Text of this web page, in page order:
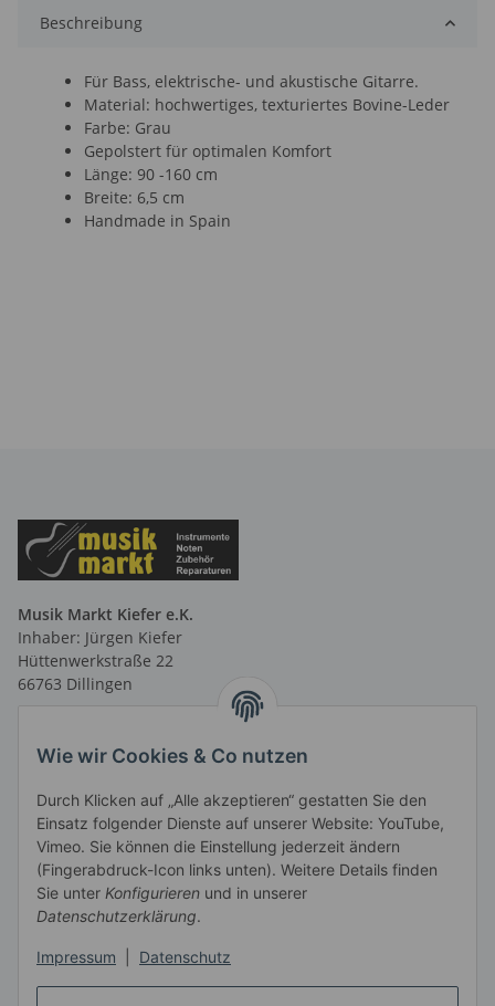
Wie wir Cookies & Co nutzen
Durch Klicken auf „Alle akzeptieren“ gestatten Sie den
Einsatz folgender Dienste auf unserer Website: YouTube,
Vimeo. Sie können die Einstellung jederzeit ändern
(Fingerabdruck-Icon links unten). Weitere Details finden
Sie unter Konfigurieren und in unserer
Datenschutzerklärung.
Impressum Datenschutz
Beschreibung
Für Bass, elektrische- und akustische Gitarre.
Material: hochwertiges, texturiertes Bovine-Leder
Farbe: Grau
Gepolstert für optimalen Komfort
Länge: 90 -160 cm
Breite: 6,5 cm
Handmade in Spain
Musik Markt Kiefer e.K.
Inhaber: Jürgen Kiefer
Hüttenwerkstraße 22
66763 Dillingen
Telefax: 06831 9 66 58 41
Öffnungszeiten:
MO-FR 13.00 - 18.00 Uhr und
vormittags nach Vereinbarung
SA 10.00 - 14.00 Uhr
Informationen